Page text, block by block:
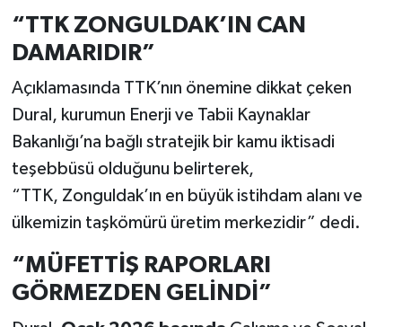
“TTK ZONGULDAK’IN CAN
DAMARIDIR”
Açıklamasında TTK’nın önemine dikkat çeken
Dural, kurumun Enerji ve Tabii Kaynaklar
Bakanlığı’na bağlı stratejik bir kamu iktisadi
teşebbüsü olduğunu belirterek,
“TTK, Zonguldak’ın en büyük istihdam alanı ve
ülkemizin taşkömürü üretim merkezidir” dedi.
“MÜFETTİŞ RAPORLARI
GÖRMEZDEN GELİNDİ”